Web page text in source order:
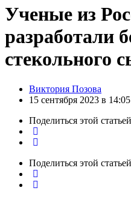
Ученые из
разработали
стекольного
Posted
by
Виктория Позова
15 сентября 2023 в 14:05
Поделиться этой статьей
Поделиться этой статьей